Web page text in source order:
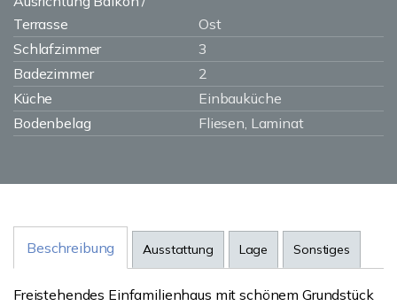
Terrasse
Ost
Schlafzimmer
3
Badezimmer
2
Küche
Einbauküche
Bodenbelag
Fliesen, Laminat
Beschreibung Ausstattung Lage Sonstiges
Freistehendes Einfamilienhaus mit schönem Grundstück